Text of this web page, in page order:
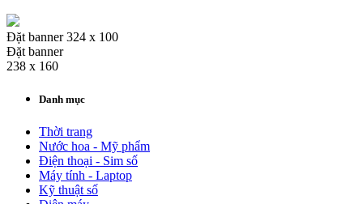
Đặt banner 324 x 100
Đặt banner
238 x 160
Danh mục
Thời trang
Nước hoa - Mỹ phẩm
Điện thoại - Sim số
Máy tính - Laptop
Kỹ thuật số